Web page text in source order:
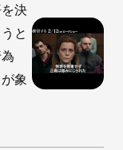
決
と
象